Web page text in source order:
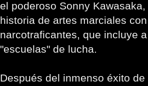
el poderoso Sonny
historia de artes marciales
narcotraficantes, que incluye
"escuelas" de lucha.
Después del inmenso éxito